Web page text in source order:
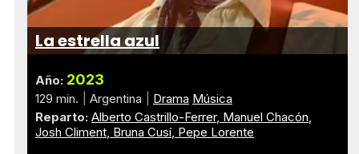
La estrella azul
Año: 2023
129 min. Argentina Drama Música
Reparto: Alberto Castrillo-Ferrer Manuel Chacón
Josh Climent Bruna Cusí Pepe Lorente